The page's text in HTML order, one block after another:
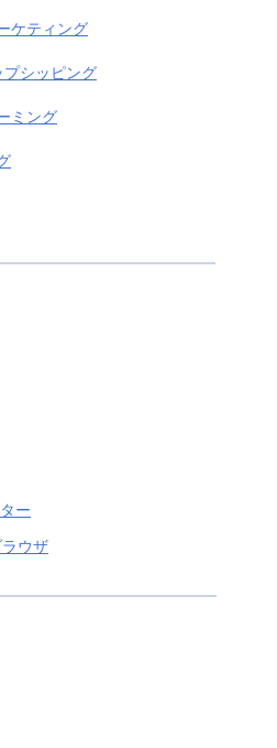
ケティング
プシッピング
ミング
ー
ウザ